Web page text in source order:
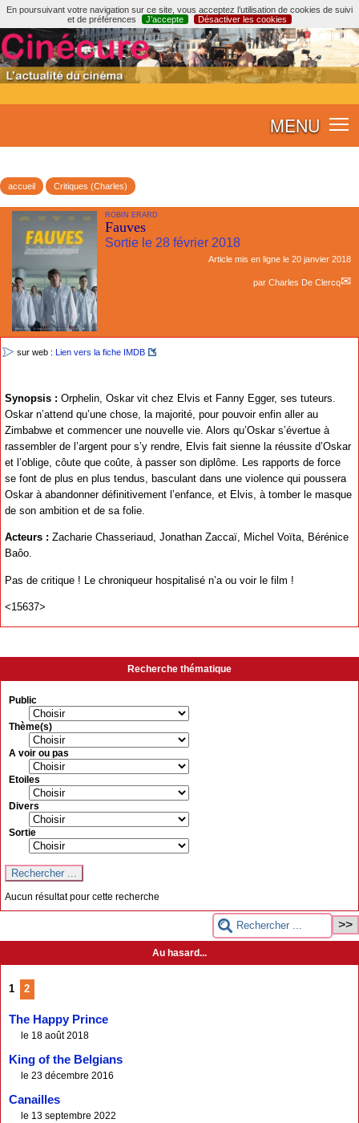
En poursuivant votre navigation sur ce site, vous acceptez l’utilisation de cookies de suivi
et de préférences
J’accepte Désactiver les cookies
MENU
accueil Critiques (Charles)
ROBIN ERARD
Fauves
Sortie le 28 février 2018
Article mis en ligne le 20 janvier 2018
par Charles De Clercq
sur web : Lien vers la fiche IMDB
Synopsis : Orphelin, Oskar vit chez Elvis et Fanny Egger, ses tuteurs.
Oskar n’attend qu’une chose, la majorité, pour pouvoir enfin aller au
Zimbabwe et commencer une nouvelle vie. Alors qu’Oskar s’évertue à
rassembler de l’argent pour s’y rendre, Elvis fait sienne la réussite d’Oskar
et l’oblige, côute que coûte, à passer son diplôme. Les rapports de force
se font de plus en plus tendus, basculant dans une violence qui poussera
Oskar à abandonner définitivement l’enfance, et Elvis, à tomber le masque
de son ambition et de sa folie.
Acteurs : Zacharie Chasseriaud, Jonathan Zaccaï, Michel Voïta, Bérénice
Baôo.
Pas de critique ! Le chroniqueur hospitalisé n’a ou voir le film !
<15637>
Recherche thématique
Public
Thème(s)
A voir ou pas
Etoiles
Divers
Sortie
Aucun résultat pour cette recherche
Au hasard...
1 2
The Happy Prince
le 18 août 2018
King of the Belgians
le 23 décembre 2016
Canailles
le 13 septembre 2022